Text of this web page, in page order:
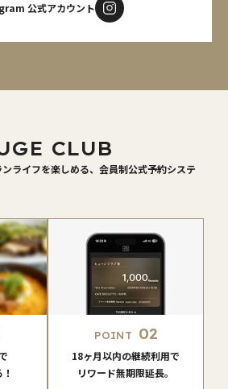
公式アカウント
CLUB
ライフを楽しめる、会員制公式予約システ
POINT 02
18ヶ月以内の継続利用で
リワード無期限延長。